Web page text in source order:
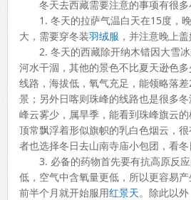
冬天去西藏需要注意的事项有很多
1. 冬天的拉萨气温白天在15度，晚
大，需要穿冬装羽绒服 ，并注意晚上
2. 冬天的西藏除开纳木错因大雪冰
河水干涸，其他的景色不比夏天逊色
线路，海拔低，氧气充足，能领略落
景；另外日喀则珠峰的线路也是很多
峰云雾少，属旱季，能看到珠峰旗云
顶常飘浮着形似旗帜的乳白色烟云，
者也选择冬日去山南寺庙小包团，看冬
3. 必备的药物首先要有抗高原反应
低，空气中含氧量更低，所以更容易
前半个月就开始服用红景天。除此以